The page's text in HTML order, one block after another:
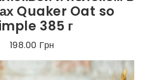
Quaker Oat so
385 г
198.00 Грн